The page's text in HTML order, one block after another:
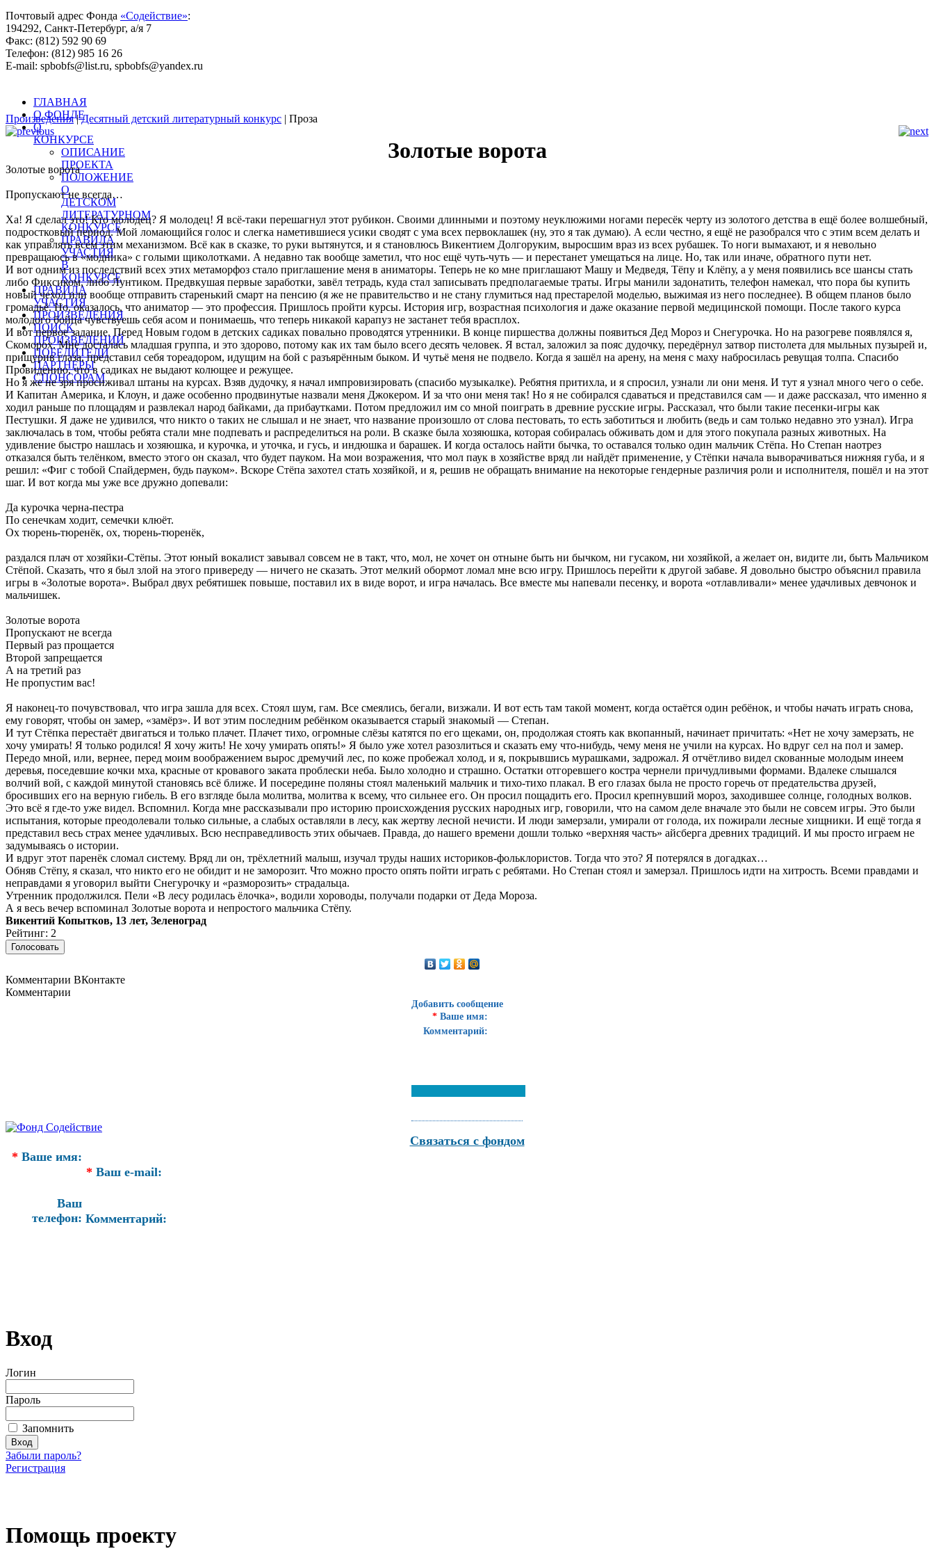
Почтовый адрес Фонда «Содействие»:
194292, Санкт-Петербург, а/я 7
Факс: (812) 592 90 69
Телефон: (812) 985 16 26
E-mail: spbobfs@list.ru, spbobfs@yandex.ru
ГЛАВНАЯ
О ФОНДЕ
О
КОНКУРСЕ
ОПИСАНИЕ
ПРОЕКТА
ПОЛОЖЕНИЕ
О
ДЕТСКОМ
ЛИТЕРАТУРНОМ
КОНКУРСЕ
ПРАВИЛА
УЧАСТИЯ
В
КОНКУРСЕ
ПРАВИЛА
УЧАСТИЯ
ПРОИЗВЕДЕНИЯ
ПОИСК
ПРОИЗВЕДЕНИЙ
ПОБЕДИТЕЛИ
ПАРТНЕРЫ
СПОНСОРАМ
Произведения|Десятный детский литературный конкурс | Проза
Золотые ворота
Золотые ворота
Пропускают не всегда…
Ха! Я сделал это! Кто молодец? Я молодец! Я всё-таки перешагнул этот рубикон. Своими длинными и поэтому неуклюжими ногами пересёк черту из золотого детства в ещё более волшебный,
подростковый период. Мой ломающийся голос и слегка наметившиеся усики сводят с ума всех первоклашек (ну, это я так думаю). А если честно, я ещё не разобрался что с этим всем делать и
как управлять всем этим механизмом. Всё как в сказке, то руки вытянутся, и я становлюсь Викентием Долгоруким, выросшим враз из всех рубашек. То ноги вымахают, и я невольно
превращаюсь в «модника» с голыми щиколотками. А недавно так вообще заметил, что нос ещё чуть-чуть — и перестанет умещаться на лице. Но, так или иначе, обратного пути нет.
И вот одним из последствий всех этих метаморфоз стало приглашение меня в аниматоры. Теперь не ко мне приглашают Машу и Медведя, Тёпу и Клёпу, а у меня появились все шансы стать
либо Фиксиком, либо Лунтиком. Предвкушая первые заработки, завёл тетрадь, куда стал записывать предполагаемые траты. Игры манили задонатить, телефон намекал, что пора бы купить
новый чехол или вообще отправить старенький смарт на пенсию (я же не правительство и не стану глумиться над престарелой моделью, выжимая из него последнее). В общем планов было
громадьё. Но, оказалось, что аниматор — это профессия. Пришлось пройти курсы. История игр, возрастная психология и даже оказание первой медицинской помощи. После такого курса
молодого бойца чувствуешь себя асом и понимаешь, что теперь никакой карапуз не застанет тебя врасплох.
И вот первое задание. Перед Новым годом в детских садиках повально проводятся утренники. В конце пиршества должны появиться Дед Мороз и Снегурочка. Но на разогреве появлялся я,
Скоморох. Мне досталась младшая группа, и это здорово, потому как их там было всего десять человек. Я встал, заложил за пояс дудочку, передёрнул затвор пистолета для мыльных пузырей и,
прищурив глаза, представил себя тореадором, идущим на бой с разъярённым быком. И чутьё меня не подвело. Когда я зашёл на арену, на меня с маху набросилась ревущая толпа. Спасибо
Провидению, что в садиках не выдают колющее и режущее.
Но я же не зря просиживал штаны на курсах. Взяв дудочку, я начал импровизировать (спасибо музыкалке). Ребятня притихла, и я спросил, узнали ли они меня. И тут я узнал много чего о себе.
И Капитан Америка, и Клоун, и даже особенно продвинутые назвали меня Джокером. И за что они меня так! Но я не собирался сдаваться и представился сам — и даже рассказал, что именно я
ходил раньше по площадям и развлекал народ байками, да прибаутками. Потом предложил им со мной поиграть в древние русские игры. Рассказал, что были такие песенки-игры как
Пестушки. Я даже не удивился, что никто о таких не слышал и не знает, что название произошло от слова пестовать, то есть заботиться и любить (ведь и сам только недавно это узнал). Игра
заключалась в том, чтобы ребята стали мне подпевать и распределиться на роли. В сказке была хозяюшка, которая собиралась обживать дом и для этого покупала разных животных. На
удивление быстро нашлась и хозяюшка, и курочка, и уточка, и гусь, и индюшка и барашек. И когда осталось найти бычка, то оставался только один мальчик Стёпа. Но Степан наотрез
отказался быть телёнком, вместо этого он сказал, что будет пауком. На мои возражения, что мол паук в хозяйстве вряд ли найдёт применение, у Стёпки начала выворачиваться нижняя губа, и я
решил: «Фиг с тобой Спайдермен, будь пауком». Вскоре Стёпа захотел стать хозяйкой, и я, решив не обращать внимание на некоторые гендерные различия роли и исполнителя, пошёл и на этот
шаг. И вот когда мы уже все дружно допевали:
Да курочка черна-пестра
По сенечкам ходит, семечки клюёт.
Ох тюрень-тюренёк, ох, тюрень-тюренёк,
раздался плач от хозяйки-Стёпы. Этот юный вокалист завывал совсем не в такт, что, мол, не хочет он отныне быть ни бычком, ни гусаком, ни хозяйкой, а желает он, видите ли, быть Мальчиком
Стёпой. Сказать, что я был злой на этого привереду — ничего не сказать. Этот мелкий обормот ломал мне всю игру. Пришлось перейти к другой забаве. Я довольно быстро объяснил правила
игры в «Золотые ворота». Выбрал двух ребятишек повыше, поставил их в виде ворот, и игра началась. Все вместе мы напевали песенку, и ворота «отлавливали» менее удачливых девчонок и
мальчишек.
Золотые ворота
Пропускают не всегда
Первый раз прощается
Второй запрещается
А на третий раз
Не пропустим вас!
Я наконец-то почувствовал, что игра зашла для всех. Стоял шум, гам. Все смеялись, бегали, визжали. И вот есть там такой момент, когда остаётся один ребёнок, и чтобы начать играть снова,
ему говорят, чтобы он замер, «замёрз». И вот этим последним ребёнком оказывается старый знакомый — Степан.
И тут Стёпка перестаёт двигаться и только плачет. Плачет тихо, огромные слёзы катятся по его щеками, он, продолжая стоять как вкопанный, начинает причитать: «Нет не хочу замерзать, не
хочу умирать! Я только родился! Я хочу жить! Не хочу умирать опять!» Я было уже хотел разозлиться и сказать ему что-нибудь, чему меня не учили на курсах. Но вдруг сел на пол и замер.
Передо мной, или, вернее, перед моим воображением вырос дремучий лес, по коже пробежал холод, и я, покрывшись мурашками, задрожал. Я отчётливо видел скованные молодым инеем
деревья, поседевшие кочки мха, красные от кровавого заката проблески неба. Было холодно и страшно. Остатки отгоревшего костра чернели причудливыми формами. Вдалеке слышался
волчий вой, с каждой минутой становясь всё ближе. И посередине поляны стоял маленький мальчик и тихо-тихо плакал. В его глазах была не просто горечь от предательства друзей,
бросивших его на верную гибель. В его взгляде была молитва, молитва к всему, что сильнее его. Он просил пощадить его. Просил крепнувший мороз, заходившее солнце, голодных волков.
Это всё я где-то уже видел. Вспомнил. Когда мне рассказывали про историю происхождения русских народных игр, говорили, что на самом деле вначале это были не совсем игры. Это были
испытания, которые преодолевали только сильные, а слабых оставляли в лесу, как жертву лесной нечисти. И люди замерзали, умирали от голода, их пожирали лесные хищники. И ещё тогда я
представил весь страх менее удачливых. Всю несправедливость этих обычаев. Правда, до нашего времени дошли только «верхняя часть» айсберга древних традиций. И мы просто играем не
задумываясь о истории.
И вдруг этот паренёк сломал систему. Вряд ли он, трёхлетний малыш, изучал труды наших историков-фольклористов. Тогда что это? Я потерялся в догадках…
Обняв Стёпу, я сказал, что никто его не обидит и не заморозит. Что можно просто опять пойти играть с ребятами. Но Степан стоял и замерзал. Пришлось идти на хитрость. Всеми правдами и
неправдами я уговорил выйти Снегурочку и «разморозить» страдальца.
Утренник продолжился. Пели «В лесу родилась ёлочка», водили хороводы, получали подарки от Деда Мороза.
А я весь вечер вспоминал Золотые ворота и непростого мальчика Стёпу.
Викентий Копытков, 13 лет, Зеленоград
Рейтинг: 2
Комментарии ВКонтакте
Комментарии
Добавить сообщение
* Ваше имя:
Комментарий:
Связаться с фондом
* Ваше имя:
* Ваш e-mail:
Ваш
телефон: Комментарий:
Вход
Логин
Пароль
Запомнить
Забыли пароль?
Регистрация
Помощь проекту